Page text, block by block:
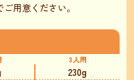
用意ください。
3人用
230g